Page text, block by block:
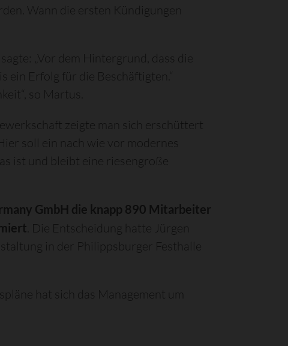
Wann die ersten Kündigungen
„Vor dem Hintergrund, dass die
Erfolg für die Beschäftigten.“
so Martus.
zeigte man sich erschüttert
soll ein nach wie vor modernes
ist und bleibt eine riesengroße
GmbH die knapp 890 Mitarbeiter
. Die Entscheidung hatte Jürgen
in der Philippsburger Festhalle
hat sich das Management um